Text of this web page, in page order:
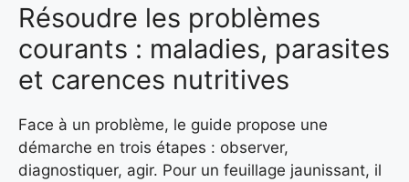
Résoudre les problèmes
courants : maladies, parasites
et carences nutritives
Face à un problème, le guide propose une
démarche en trois étapes : observer,
diagnostiquer, agir. Pour un feuillage jaunissant, il